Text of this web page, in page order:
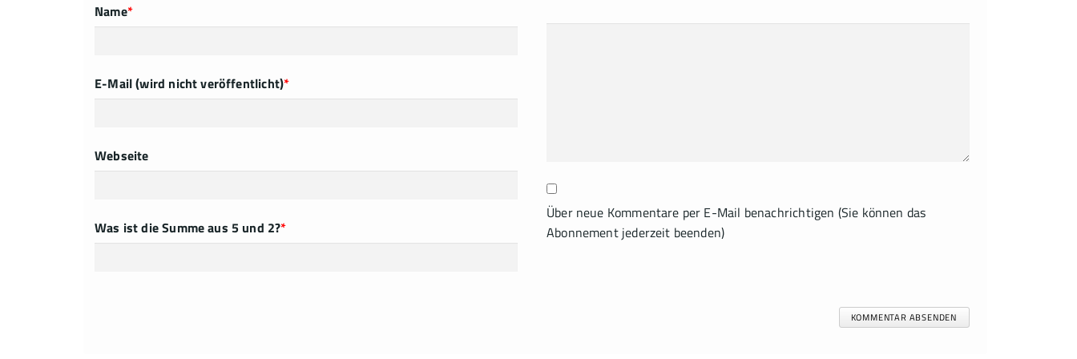
Name*
E-Mail (wird nicht veröffentlicht)*
Webseite
Was ist die Summe aus 5 und 2?*
Über neue Kommentare per E-Mail benachrichtigen (Sie können das
Abonnement jederzeit beenden)